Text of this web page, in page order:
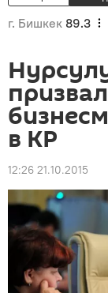
г. Бишкек 89.3
в КР
12:26 21.10.2015